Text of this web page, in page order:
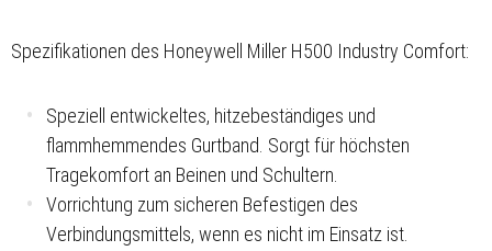
Spezifikationen des Honeywell Miller H500 Industry Comfort:
Speziell entwickeltes, hitzebeständiges und
flammhemmendes Gurtband. Sorgt für höchsten
Tragekomfort an Beinen und Schultern.
Vorrichtung zum sicheren Befestigen des
Verbindungsmittels, wenn es nicht im Einsatz ist.